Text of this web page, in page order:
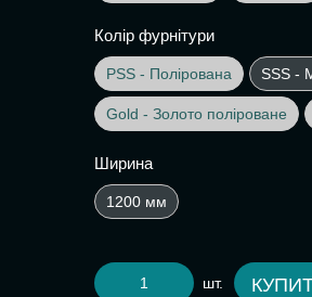
Колір фурнітури
PSS - Полірована SSS -
Gold - Золото поліроване
Ширина
1200 мм
шт.